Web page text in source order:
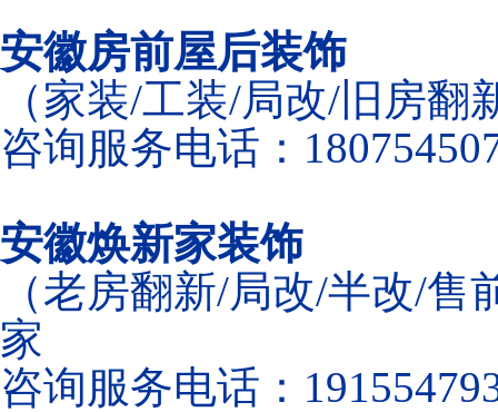
安徽房前屋后装饰
（家装/工装/局改/旧房翻
咨询服务电话：
安徽焕新家装饰
（老房翻新/局改/半改/
家
咨询服务电话：